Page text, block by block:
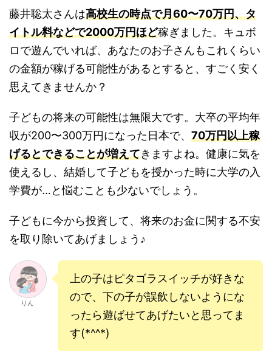
藤井聡太さんは高校生の時点で月60〜70万円、タ
イトル料などで2000万円ほど稼ぎました。 キュボ
ロで遊んでいれば、あなたのお子さんもこれくらい
の金額が稼げる可能性があるとすると、すごく安く
思えてきませんか？
子どもの将来の可能性は無限大です。大卒の平均年
収が200〜300万円になった日本で、 70万円以上稼
げるとできることが増えてきますよね。 健康に気を
使えるし、結婚して子どもを授かった時に大学の入
学費が…と悩むことも少ないでしょう。
子どもに今から投資して、将来のお金に関する不安
を取り除いてあげましょう♪
りん
上の子はピタゴラスイッチが好きな
ので、下の子が誤飲しないようにな
ったら遊ばせてあげたいと思ってま
す(*^^*)